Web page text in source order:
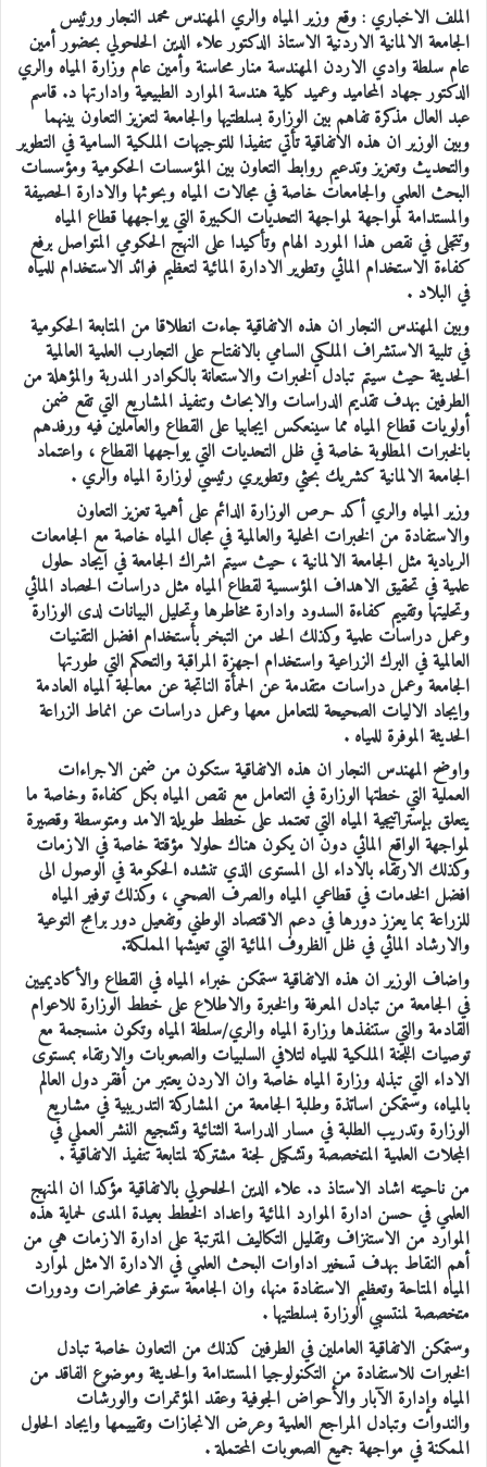
الملف الاخباري : وقع وزير المياه والري المهندس محمد النجار ورئيس
الجامعة الالمانية الاردنية الاستاذ الدكتور علاء الدين الحلحولي بحضور أمين
عام سلطة وادي الاردن المهندسة منار محاسنة وأمين عام وزارة المياه والري
الدكتور جهاد المحاميد وعميد كلية هندسة الموارد الطبيعية وادارتها د. قاسم
عبد العال مذكرة تفاهم بين الوزارة بسلطتيها والجامعة لتعزيز التعاون بينهما
وبين الوزير ان هذه الاتفاقية تأتي تنفيذا للتوجيهات الملكية السامية في التطوير
والتحديث وتعزيز وتدعيم روابط التعاون بين المؤسسات الحكومية ومؤسسات
البحث العلمي والجامعات خاصة في مجالات المياه وبحوثها والادارة الحصيفة
والمستدامة لمواجهة لمواجهة التحديات الكبيرة التي يواجهها قطاع المياه
وتتجلى في نقص هذا المورد الهام وتأكيدا على النهج الحكومي المتواصل برفع
كفاءة الاستخدام المائي وتطوير الادارة المائية لتعظيم فوائد الاستخدام للمياه
في البلاد .
وبين المهندس النجار ان هذه الاتفاقية جاءت انطلاقا من المتابعة الحكومية
في تلبية الاستشراف الملكي السامي بالانفتاح على التجارب العلمية العالمية
الحديثة حيث سيتم تبادل الخبرات والاستعانة بالكوادر المدربة والمؤهلة من
الطرفين بهدف تقديم الدراسات والابحاث وتنفيذ المشاريع التي تقع ضمن
أولويات قطاع المياه مما سينعكس ايجابيا على القطاع والعاملين فيه ورفدهم
بالخبرات المطلوبة خاصة في ظل التحديات التي يواجهها القطاع ، واعتماد
الجامعة الالمانية كشريك بحثي وتطويري رئيسي لوزارة المياه والري .
وزير المياه والري أكد حرص الوزارة الدائم على أهمية تعزيز التعاون
والاستفادة من الخبرات المحلية والعالمية في مجال المياه خاصة مع الجامعات
الريادية مثل الجامعة الالمانية ، حيث سيتم اشراك الجامعة في ايجاد حلول
علمية في تحقيق الاهداف المؤسسية لقطاع المياه مثل دراسات الحصاد المائي
وتحليتها وتقييم كفاءة السدود وادارة مخاطرها وتحليل البيانات لدى الوزارة
وعمل دراسات علمية وكذلك الحد من التبخر بأستخدام افضل التقنيات
العالمية في البرك الزراعية واستخدام اجهزة المراقبة والتحكم التي طورتها
الجامعة وعمل دراسات متقدمة عن الحمأة الناتجة عن معالجة المياه العادمة
وايجاد الاليات الصحيحة للتعامل معها وعمل دراسات عن انماط الزراعة
الحديثة الموفرة للمياه .
واوضح المهندس النجار ان هذه الاتفاقية ستكون من ضمن الاجراءات
العملية التي خطتها الوزارة في التعامل مع نقص المياه بكل كفاءة وخاصة ما
يتعلق بإستراتيجية المياه التي تعتمد على خطط طويلة الامد ومتوسطة وقصيرة
لمواجهة الواقع المائي دون ان يكون هناك حلولا مؤقتة خاصة في الازمات
وكذلك الارتقاء بالاداء الى المستوى الذي تنشده الحكومة في الوصول الى
افضل الخدمات في قطاعي المياه والصرف الصحي ، وكذلك توفير المياه
للزراعة بما يعزز دورها في دعم الاقتصاد الوطني وتفعيل دور برامج التوعية
والارشاد المائي في ظل الظروف المائية التي تعيشها المملكة.
واضاف الوزير ان هذه الاتفاقية ستمكن خبراء المياه في القطاع والأكاديميين
في الجامعة من تبادل المعرفة والخبرة والاطلاع على خطط الوزارة للاعوام
القادمة والتي ستنفذها وزارة المياه والري/سلطة المياه وتكون منسجمة مع
توصيات اللجنة الملكية للمياه لتلافي السلبيات والصعوبات والارتقاء بمستوى
الاداء التي تبذله وزارة المياه خاصة وان الاردن يعتبر من أفقر دول العالم
بالمياه، وستمكن اساتذة وطلبة الجامعة من المشاركة التدريبية في مشاريع
الوزارة وتدريب الطلبة في مسار الدراسة الثنائية وتشجيع النشر العملي في
المجلات العلمية المتخصصة وتشكيل لجنة مشتركة لمتابعة تنفيذ الاتفاقية .
من ناحيته اشاد الاستاذ د. علاء الدين الحلحولي بالاتفاقية مؤكدا ان المنهج
العلمي في حسن ادارة الموارد المائية واعداد الخطط بعيدة المدى لحماية هذه
الموارد من الاستنزاف وتقليل التكاليف المترتبة على ادارة الازمات هي من
أهم النقاط بهدف تسخير اداوات البحث العلمي في الادارة الامثل لموارد
المياه المتاحة وتعظيم الاستفادة منها، وان الجامعة ستوفر محاضرات ودورات
متخصصة لمنتسبي الوزارة بسلطتيها .
وستمكن الاتفاقية العاملين في الطرفين كذلك من التعاون خاصة تبادل
الخبرات للاستفادة من التكنولوجيا المستدامة والحديثة وموضوع الفاقد من
المياه وإدارة الآبار والأحواض الجوفية وعقد المؤتمرات والورشات
والندوات وتبادل المراجع العلمية وعرض الانجازات وتقييمها وايجاد الحلول
الممكنة في مواجهة جميع الصعوبات المحتملة .